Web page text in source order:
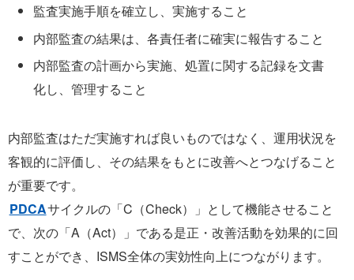
監査実施手順を確立し、実施すること
内部監査の結果は、各責任者に確実に報告すること
内部監査の計画から実施、処置に関する記録を文書
化し、管理すること
内部監査はただ実施すれば良いものではなく、運用状況を
客観的に評価し、その結果をもとに改善へとつなげること
が重要です。
PDCAサイクルの「C（Check）」として機能させること
で、次の「A（Act）」である是正・改善活動を効果的に回
すことができ、ISMS全体の実効性向上につながります。